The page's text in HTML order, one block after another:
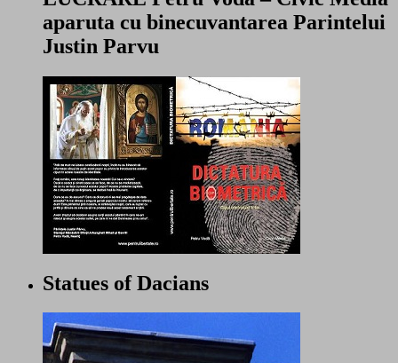
aparuta cu binecuvantarea Parintelui
Justin Parvu
Statues of Dacians